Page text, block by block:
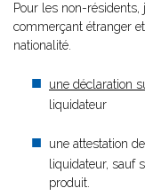
Pour les non-résidents,
commerçant étranger
nationalité.
une déclaration
liquidateur
une attestation
liquidateur, sauf
produit.